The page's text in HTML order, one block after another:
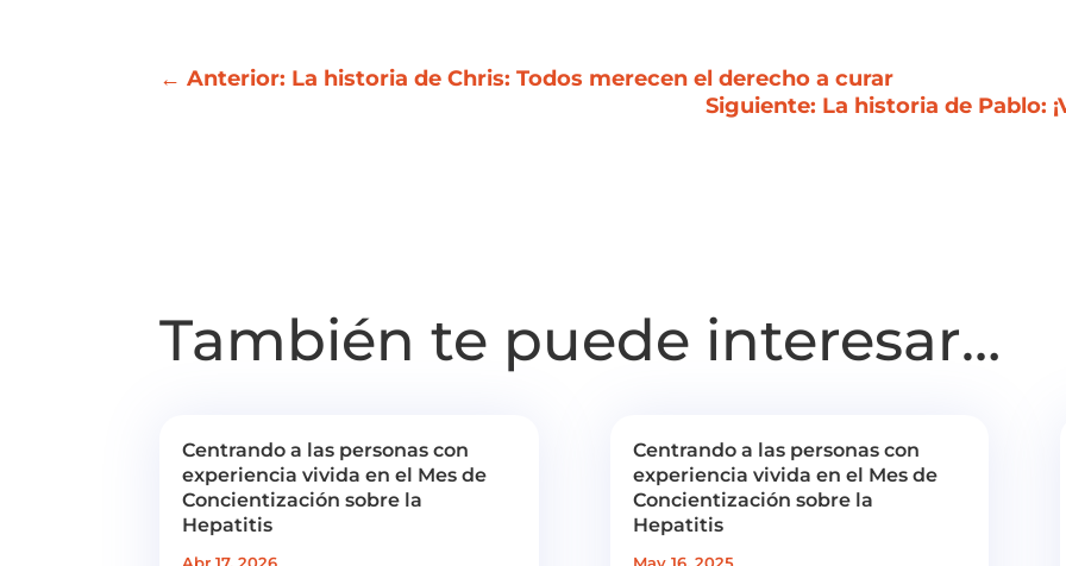
←Anterior: La historia de Chris: Todos merecen el derecho a curar
Siguiente: La historia de Pablo:
También te puede interesar…
Centrando a las personas con
experiencia vivida en el Mes de
Concientización sobre la
Hepatitis
Centrando a las personas con
experiencia vivida en el Mes de
Concientización sobre la
Hepatitis